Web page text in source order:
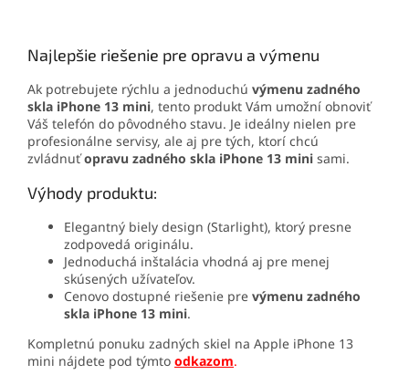
Najlepšie riešenie pre opravu a výmenu
Ak potrebujete rýchlu a jednoduchú výmenu zadného
skla iPhone 13 mini, tento produkt Vám umožní obnoviť
Váš telefón do pôvodného stavu. Je ideálny nielen pre
profesionálne servisy, ale aj pre tých, ktorí chcú
zvládnuť opravu zadného skla iPhone 13 mini sami.
Výhody produktu:
Elegantný biely design (Starlight), ktorý presne
zodpovedá originálu.
Jednoduchá inštalácia vhodná aj pre menej
skúsených užívateľov.
Cenovo dostupné riešenie pre výmenu zadného
skla iPhone 13 mini.
Kompletnú ponuku zadných skiel na Apple iPhone 13
mini nájdete pod týmto odkazom.